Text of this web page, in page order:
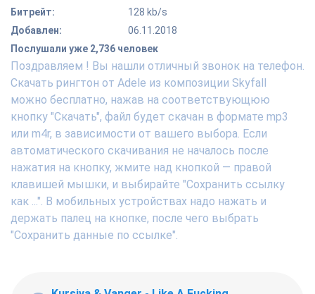
Битрейт:
128 kb/s
Добавлен:
06.11.2018
Послушали уже 2,736 человек
Поздравляем ! Вы нашли отличный звонок на телефон.
Скачать рингтон от Adele из композиции Skyfall
можно бесплатно, нажав на соответствующюю
кнопку "Скачать", файл будет скачан в формате mp3
или m4r, в зависимости от вашего выбора. Если
автоматического скачивания не началось после
нажатия на кнопку, жмите над кнопкой — правой
клавишей мышки, и выбирайте "Сохранить ссылку
как ...". В мобильных устройствах надо нажать и
держать палец на кнопке, после чего выбрать
"Сохранить данные по ссылке".